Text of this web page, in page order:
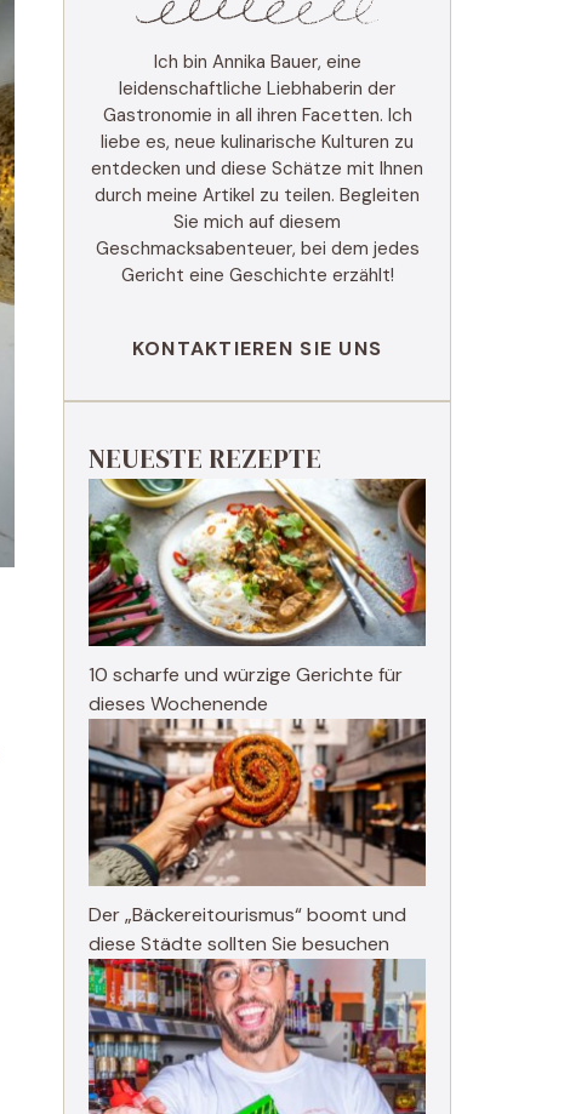
Ich bin Annika Bauer, eine
leidenschaftliche Liebhaberin der
Gastronomie in all ihren Facetten. Ich
liebe es, neue kulinarische Kulturen zu
entdecken und diese Schätze mit Ihnen
durch meine Artikel zu teilen. Begleiten
Sie mich auf diesem
Geschmacksabenteuer, bei dem jedes
Gericht eine Geschichte erzählt!
KONTAKTIEREN SIE UNS
NEUESTE REZEPTE
10 scharfe und würzige Gerichte für
dieses Wochenende
Der „Bäckereitourismus“ boomt und
diese Städte sollten Sie besuchen